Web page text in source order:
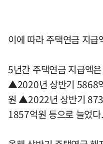
이에 따라 주택연금 지
5년간 주택연금 지급액
▲2020년 상반기 5868
원 ▲2022년 상반기
1857억원 등으로 늘었다.